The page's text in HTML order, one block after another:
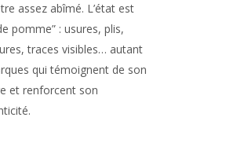
assez abîmé. L’état est
pomme” : usures, plis,
traces visibles… autant
qui témoignent de son
et renforcent son